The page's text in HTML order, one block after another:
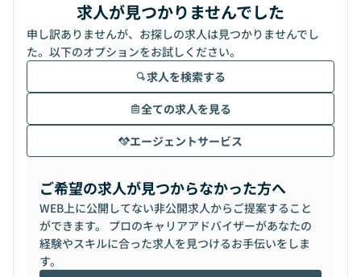
求人が見つかりませんでした
申し訳ありませんが、お探しの求人は見つかりませんでし
た。以下のオプションをお試しください。
求人を検索する
全ての求人を見る
エージェントサービス
ご希望の求人が見つからなかった方へ
WEB上に公開してない非公開求人からご提案すること
ができます。 プロのキャリアアドバイザーがあなたの
経験やスキルに合った求人を見つけるお手伝いをしま
す。